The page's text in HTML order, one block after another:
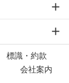
標識・約款
会社案内